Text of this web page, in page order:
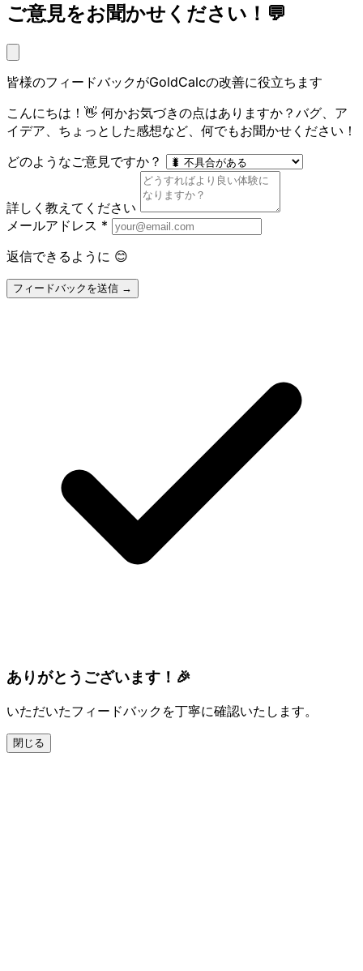
ご意見をお聞かせください！💬
皆様のフィードバックがGoldCalcの改善に役立ちます
こんにちは！👋 何かお気づきの点はありますか？バグ、ア
イデア、ちょっとした感想など、何でもお聞かせください！
どのようなご意見ですか？
詳しく教えてください
メールアドレス *
返信できるように 😊
フィードバックを送信 →
ありがとうございます！🎉
いただいたフィードバックを丁寧に確認いたします。
閉じる